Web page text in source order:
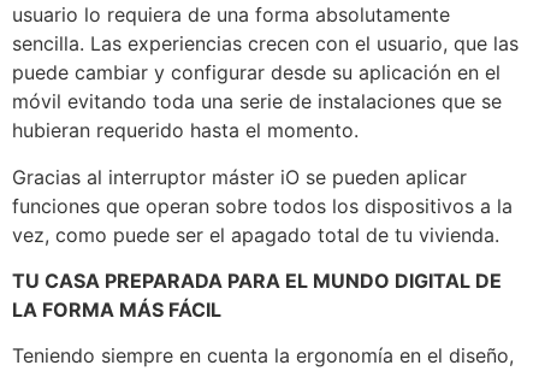
usuario lo requiera de una forma absolutamente
sencilla. Las experiencias crecen con el usuario, que las
puede cambiar y configurar desde su aplicación en el
móvil evitando toda una serie de instalaciones que se
hubieran requerido hasta el momento.
Gracias al interruptor máster iO se pueden aplicar
funciones que operan sobre todos los dispositivos a la
vez, como puede ser el apagado total de tu vivienda.
TU CASA PREPARADA PARA EL MUNDO DIGITAL DE
LA FORMA MÁS FÁCIL
Teniendo siempre en cuenta la ergonomía en el diseño,